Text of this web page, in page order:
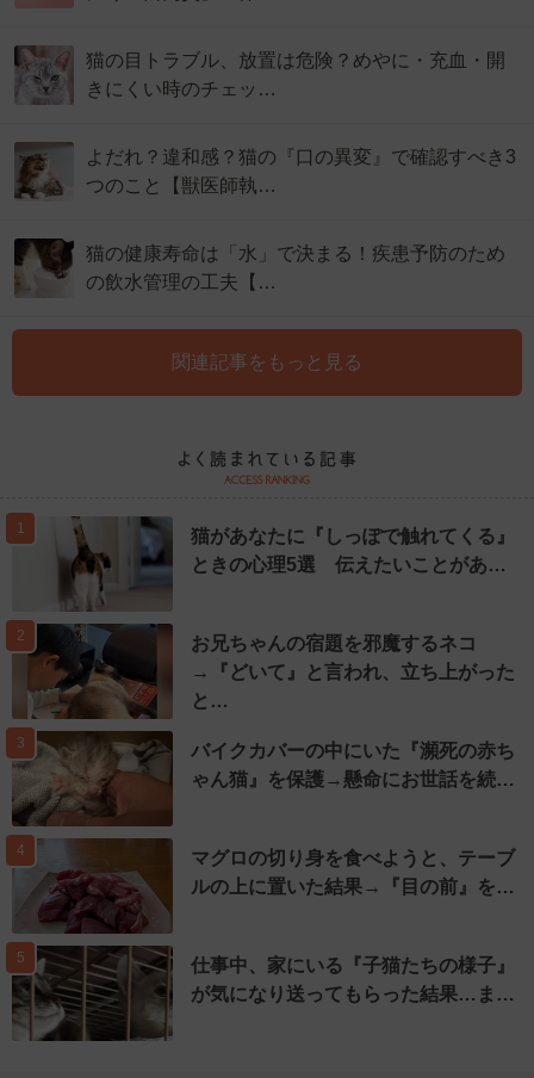
猫の目トラブル、放置は危険？めやに・充血・開
きにくい時のチェッ…
よだれ？違和感？猫の『口の異変』で確認すべき3
つのこと【獣医師執…
猫の健康寿命は「水」で決まる！疾患予防のため
の飲水管理の工夫【…
関連記事をもっと見る
1
猫があなたに『しっぽで触れてくる』
ときの心理5選 伝えたいことがあ…
2
お兄ちゃんの宿題を邪魔するネコ
→『どいて』と言われ、立ち上がった
と…
3
バイクカバーの中にいた『瀕死の赤ち
ゃん猫』を保護→懸命にお世話を続…
4
マグロの切り身を食べようと、テーブ
ルの上に置いた結果→『目の前』を…
5
仕事中、家にいる『子猫たちの様子』
が気になり送ってもらった結果…ま…